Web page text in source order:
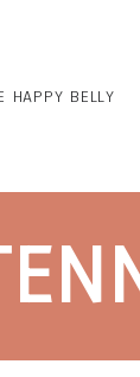
HAPPY BELLY